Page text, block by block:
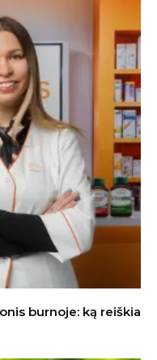
burnoje: ką reiškia